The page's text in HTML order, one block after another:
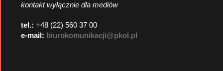
kontakt wyłącznie dla mediów
tel.: +48 (22) 560 37 00
e-mail: biurokomunikacji@pkol.pl